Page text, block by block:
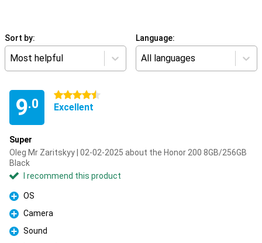
Sort by:
Most helpful
Language:
All languages
9.0
4.5 stars
Excellent
Super
Oleg Mr Zaritskyy | 02-02-2025 about the Honor 200 8GB/256GB
Black
I recommend this product
Pro
OS
Pro
Camera
Pro
Sound